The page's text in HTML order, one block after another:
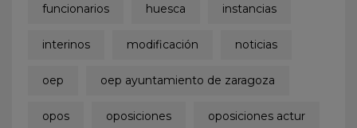
funcionarios huesca instancias
interinos modificación noticias
oep oep ayuntamiento de zaragoza
opos oposiciones oposiciones actur